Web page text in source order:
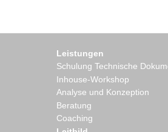
Leistungen
Schulung Technische
Inhouse-Workshop
Analyse und Konzeption
Beratung
Coaching